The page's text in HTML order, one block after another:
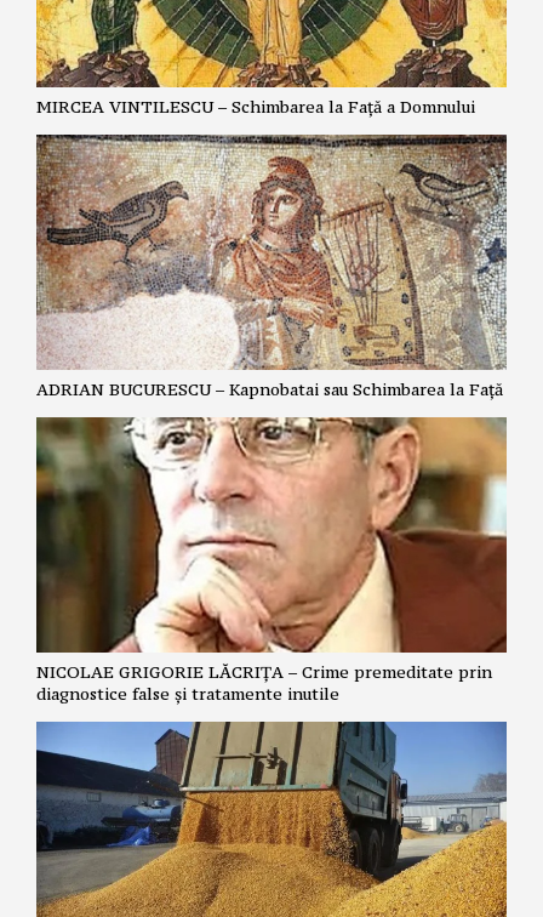
MIRCEA VINTILESCU – Schimbarea la Față a Domnului
ADRIAN BUCURESCU – Kapnobatai sau Schimbarea la Față
NICOLAE GRIGORIE LĂCRIȚA – Crime premeditate prin
diagnostice false și tratamente inutile